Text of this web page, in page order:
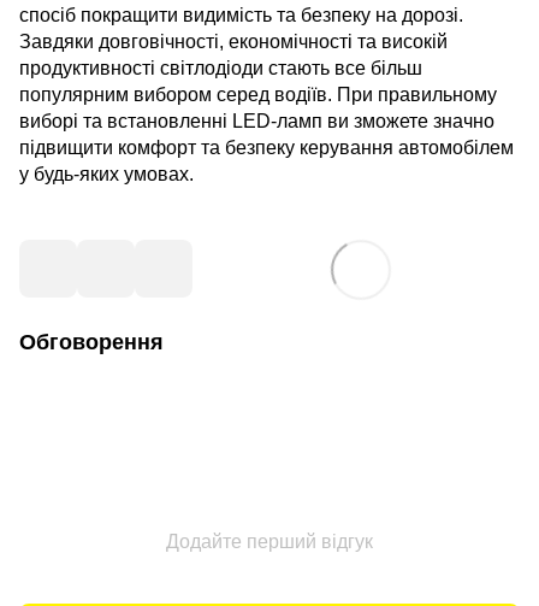
спосіб покращити видимість та безпеку на дорозі.
Завдяки довговічності, економічності та високій
продуктивності світлодіоди стають все більш
популярним вибором серед водіїв. При правильному
виборі та встановленні LED-ламп ви зможете значно
підвищити комфорт та безпеку керування автомобілем
у будь-яких умовах.
Обговорення
Додайте перший відгук